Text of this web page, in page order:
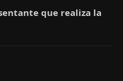
que realiza la